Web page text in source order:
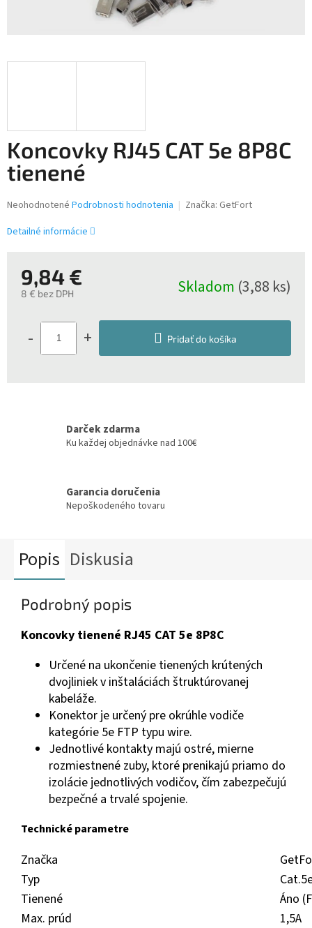
Koncovky RJ45 CAT 5e 8P8C
tienené
Priemerné
produktu
hviezdičiek.
Neohodnotené Podrobnosti hodnotenia Značka: GetFort
Detailné informácie
9,84 €
8 € bez DPH
cena:
Skladom (3,88 ks)
- + Pridať do košíka
Darček zdarma
Ku každej objednávke nad 100€
Garancia doručenia
Nepoškodeného tovaru
Popis Diskusia
Podrobný popis
Koncovky tienené RJ45 CAT 5e 8P8C
Určené na ukončenie tienených krútených
dvojliniek v inštaláciách štruktúrovanej
kabeláže.
Konektor je určený pre okrúhle vodiče
kategórie 5e FTP typu wire.
Jednotlivé kontakty majú ostré, mierne
rozmiestnené zuby, ktoré prenikajú priamo do
izolácie jednotlivých vodičov, čím zabezpečujú
bezpečné a trvalé spojenie.
Technické parametre
Značka
Typ
Tienené
Áno
Max. prúd
1,5A